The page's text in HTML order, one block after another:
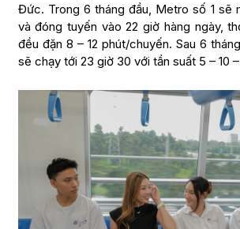
Đức. Trong 6 tháng đầu, Metro số 1 sẽ
và đóng tuyến vào 22 giờ hàng ngày,
đều đặn 8 – 12 phút/chuyến. Sau 6
sẽ chạy tới 23 giờ 30 với tần suất 5 – 10